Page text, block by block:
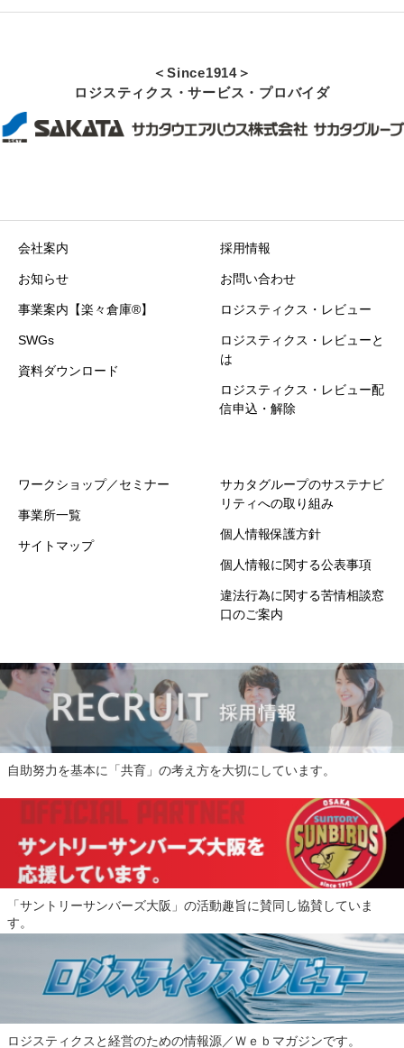
＜Since1914＞
ロジスティクス・サービス・プロバイダ
会社案内
お知らせ
事業案内【楽々倉庫®】
SWGs
資料ダウンロード
採用情報
お問い合わせ
ロジスティクス・レビュー
ロジスティクス・レビューと
は
ロジスティクス・レビュー配
信申込・解除
ワークショップ／セミナー
事業所一覧
サイトマップ
サカタグループのサステナビ
リティへの取り組み
個人情報保護方針
個人情報に関する公表事項
違法行為に関する苦情相談窓
口のご案内
自助努力を基本に「共育」の考え方を大切にしています。
「サントリーサンバーズ大阪」の活動趣旨に賛同し協賛していま
す。
ロジスティクスと経営のための情報源／Ｗｅｂマガジンです。